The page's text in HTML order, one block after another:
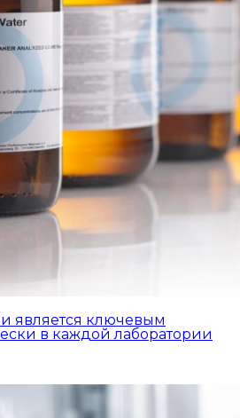
является ключевым
в каждой лаборатории